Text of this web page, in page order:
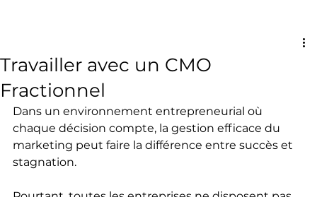
Travailler avec un CMO
Fractionnel
Dans un environnement entrepreneurial où
chaque décision compte, la gestion efficace du
marketing peut faire la différence entre succès et
stagnation.